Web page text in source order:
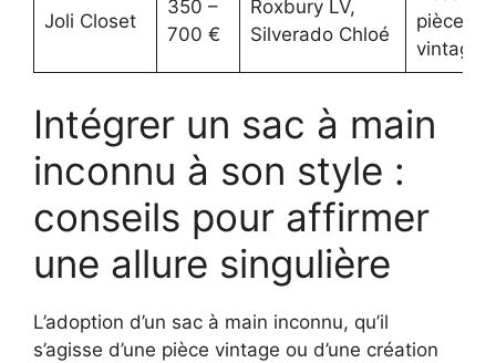
Joli Closet
350 –
700 €
Roxbury LV,
Silverado Chloé
pièces
vintage
Intégrer un sac à main
inconnu à son style :
conseils pour affirmer
une allure singulière
L’adoption d’un sac à main inconnu, qu’il
s’agisse d’une pièce vintage ou d’une création